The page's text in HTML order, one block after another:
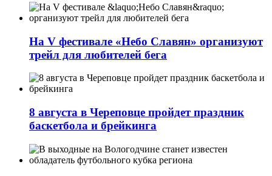
На V фестивале «Небо Славян» организуют
трейл для любителей бега
8 августа в Череповце пройдет праздник
баскетбола и брейкинга